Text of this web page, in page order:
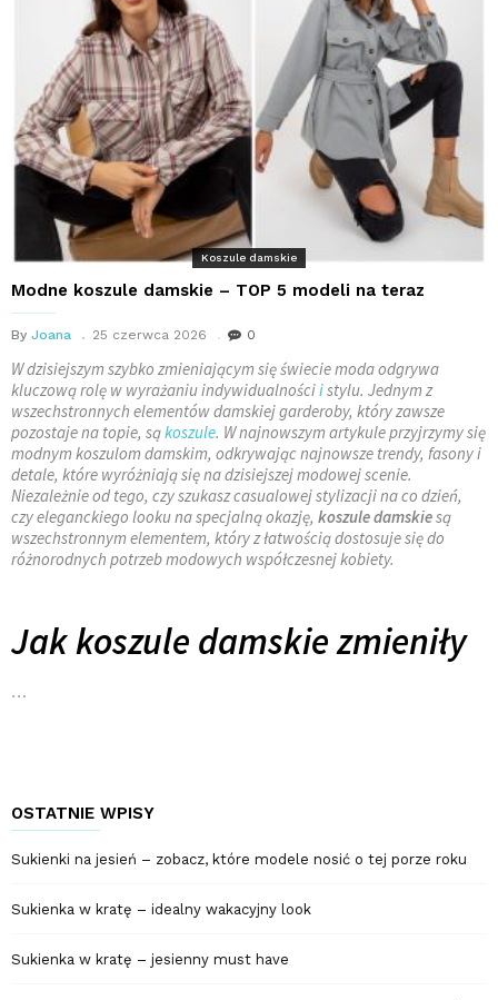
Koszule damskie
Modne koszule damskie – TOP 5 modeli na teraz
By Joana 25 czerwca 2026 0
W dzisiejszym szybko zmieniającym się świecie moda odgrywa
kluczową rolę w wyrażaniu indywidualnościistylu. Jednym z
wszechstronnych elementów damskiej garderoby, który zawsze
pozostaje na topie, sąkoszule. W najnowszym artykule przyjrzymy się
modnym koszulom damskim, odkrywając najnowsze trendy, fasony i
detale, które wyróżniają się na dzisiejszej modowej scenie.
Niezależnie od tego, czy szukasz casualowej stylizacji na co dzień,
czy eleganckiego looku na specjalną okazję, koszule damskiesą
wszechstronnym elementem, który z łatwością dostosuje się do
różnorodnych potrzeb modowych współczesnej kobiety.
Jak koszule damskie zmieniły
…
OSTATNIE WPISY
Sukienki na jesień – zobacz, które modele nosić o tej porze roku
Sukienka w kratę – idealny wakacyjny look
Sukienka w kratę – jesienny must have